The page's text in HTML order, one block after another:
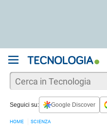
Seguici su: Google Discover
HOME SCIENZA